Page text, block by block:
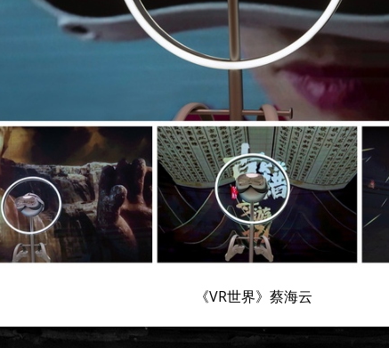
《VR世界》蔡海云